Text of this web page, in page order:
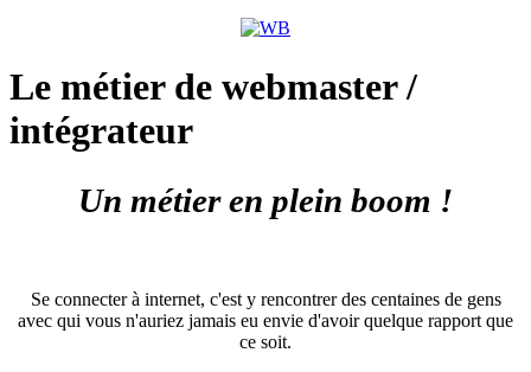
Le métier de webmaster /
intégrateur
Un métier en plein boom !
Se connecter à internet, c'est y rencontrer des centaines de gens
avec qui vous n'auriez jamais eu envie d'avoir quelque rapport que
ce soit.